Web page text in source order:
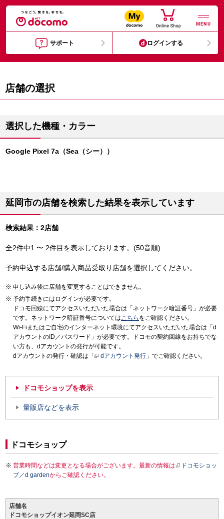
MENU
サポート ログインする
店舗の選択
選択した機種・カラー
Google Pixel 7a（Sea（シー））
延岡市の店舗を検索した結果を表示しています
検索結果：2店舗
全2件中1 〜 2件目を表示しております。(50音順)
予約申込する店舗/購入商品受取り店舗を選択してください。
申し込み後に店舗を変更することはできません。
予約手続きにはログインが必要です。
ドコモ回線にてアクセスいただいた場合は「ネットワーク暗証番号」が必要
です。ネットワーク暗証番号についてはこちら をご確認ください。
Wi-Fiまたはご自宅のインターネット環境にてアクセスいただいた場合は「d
アカウントのID／パスワード」が必要です。ドコモの契約回線をお持ちでな
い方も、dアカウントの発行が可能です。
dアカウントの発行・確認は「
dアカウント発行 」でご確認ください。
ドコモショップを表示
量販店などを表示
ドコモショップ
営業時間などは変更となる場合がございます。最新の情報は
ドコモショッ
プ／d gardenからご確認ください。
店舗名
ドコモショップイオン延岡SC店